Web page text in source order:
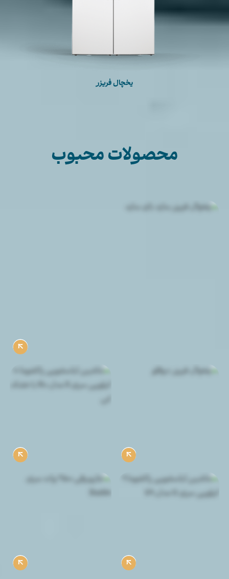
یخچال فریزر
محصولات محبوب